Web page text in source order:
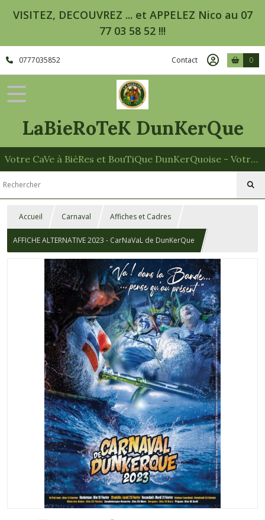
VISITEZ, DECOUVREZ ... et APPELEZ Nico au 07
77 03 58 52 !!!
0777035852 Contact 0
LaBieRoTeK DunKerQue
Votre CaVe à BièRes et BouTiQue DunKerQuoise - Votre Spécialiste des Paniers Garnis
Accueil Carnaval Affiches et Cadres
AFFICHE ALTERNATIVE 2023 - CarNaVaL de DunKerQue